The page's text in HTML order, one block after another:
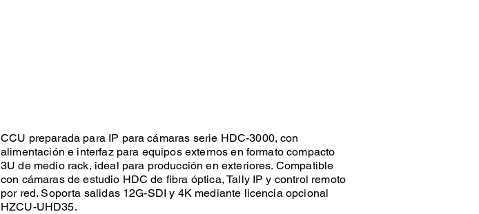
CCU preparada para IP para cámaras serie HDC-3000, con
alimentación e interfaz para equipos externos en formato compacto
3U de medio rack, ideal para producción en exteriores. Compatible
con cámaras de estudio HDC de fibra óptica, Tally IP y control remoto
por red. Soporta salidas 12G-SDI y 4K mediante licencia opcional
HZCU-UHD35.